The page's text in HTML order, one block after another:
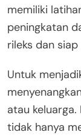
memiliki
peningkatan
rileks dan
Untuk
atau
tidak hanya